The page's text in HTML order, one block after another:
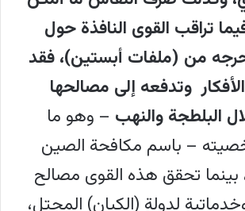
تراقب القوى النافذة حول
من (ملفات أبستين)، فقد
وتدفعه إلى مصالحها
البلطجة والنهب – وهو ما
– باسم مكافحة الصين
بينما تحقق هذه القوى مصالح
لدولة (الكيان) المحتل،